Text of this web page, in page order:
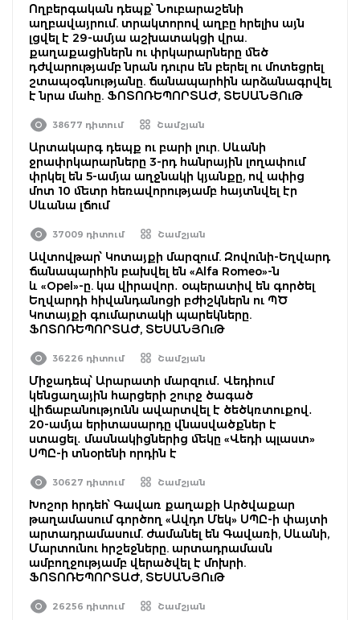
Ողբերգական դեպք՝ Նուբարաշենի
աղբավայրում. տրակտորով աղբը հրելիս այն
լցվել է 29-ամյա աշխատակցի վրա.
քաղաքացիներն ու փրկարարները մեծ
դժվարությամբ նրան դուրս են բերել ու մոտեցրել
շտապօգնությանը. ճանապարհին արձանագրվել
է նրա մահը. ՖՈՏՈՌԵՊՈՐՏԱԺ, ՏԵՍԱՆՅՈւԹ
38677 դիտում Շամշյան
Արտակարգ դեպք ու բարի լուր. Սևանի
ջրափրկարարները 3-րդ հանրային լողափում
փրկել են 5-ամյա աղջնակի կյանքը, ով ափից
մոտ 10 մետր հեռավորությամբ հայտնվել էր
Սևանա լճում
37009 դիտում Շամշյան
Ավտովթար՝ Կոտայքի մարզում. Զովունի-Եղվարդ
ճանապարհին բախվել են «Alfa Romeo»-ն
և «Opel»-ը. կա վիրավոր․ օպերատիվ են գործել
Եղվարդի հիվանդանոցի բժիշկներն ու ՊԾ
Կոտայքի գումարտակի պարեկները.
ՖՈՏՈՌԵՊՈՐՏԱԺ, ՏԵՍԱՆՅՈւԹ
36226 դիտում Շամշյան
Միջադեպ՝ Արարատի մարզում․ Վեդիում
կենցաղային հարցերի շուրջ ծագած
վիճաբանությունն ավարտվել է ծեծկռտուքով․
20-ամյա երիտասարդը վնասվածքներ է
ստացել․ մասնակիցներից մեկը «Վեդի պլաստ»
ՍՊԸ-ի տնօրենի որդին է
30627 դիտում Շամշյան
Խոշոր հրդեհ՝ Գավառ քաղաքի Արծվաքար
թաղամասում գործող «Ավդո Մեկ» ՍՊԸ-ի փայտի
արտադրամասում. ժամանել են Գավառի, Սևանի,
Մարտունու հրշեջները. արտադրամասն
ամբողջությամբ վերածվել է մոխրի.
ՖՈՏՈՌԵՊՈՐՏԱԺ, ՏԵՍԱՆՅՈւԹ
26256 դիտում Շամշյան